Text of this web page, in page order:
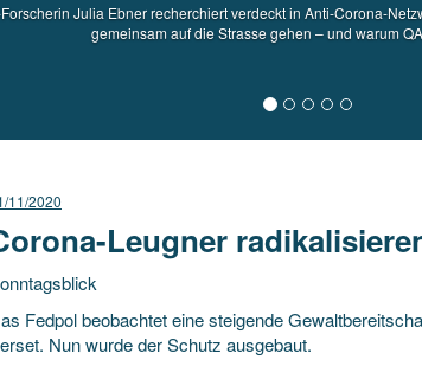
Julia Ebner recherchiert verdeckt in Anti-Corona-
gemeinsam auf die Strasse gehen – und warum
11/2020
Leugner
Fedpol beobachtet eine steigende
Nun wurde der Schutz ausgebaut.